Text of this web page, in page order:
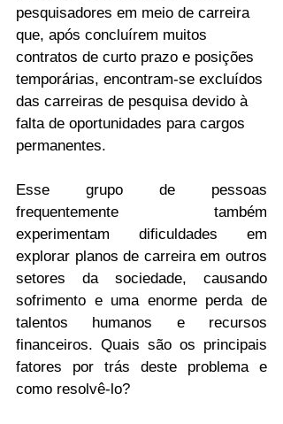
pesquisadores em meio de carreira
que, após concluírem muitos
contratos de curto prazo e posições
temporárias, encontram-se excluídos
das carreiras de pesquisa devido à
falta de oportunidades para cargos
permanentes.
Esse grupo de pessoas
frequentemente também
experimentam dificuldades em
explorar planos de carreira em outros
setores da sociedade, causando
sofrimento e uma enorme perda de
talentos humanos e recursos
financeiros. Quais são os principais
fatores por trás deste problema e
como resolvê-lo?